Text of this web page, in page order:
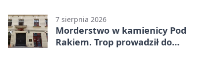
7 sierpnia 2026
Morderstwo w kamienicy Pod
Rakiem. Trop prowadził do